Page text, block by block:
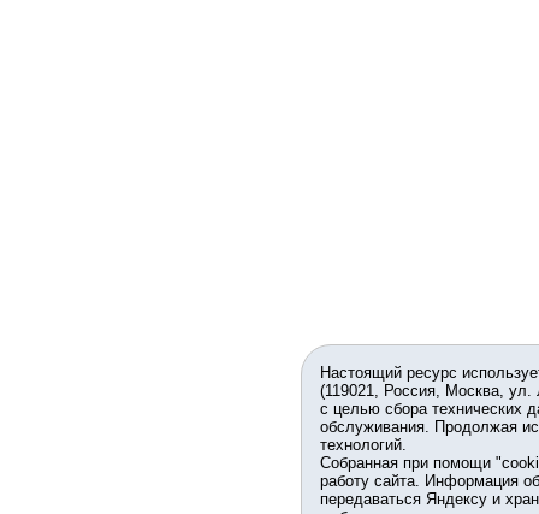
Настоящий ресурс
(119021, Россия, Москва,
с целью сбора технических
обслуживания. Продолжая
технологий.
Собранная при помощи
работу сайта. Информация
передаваться Яндексу и